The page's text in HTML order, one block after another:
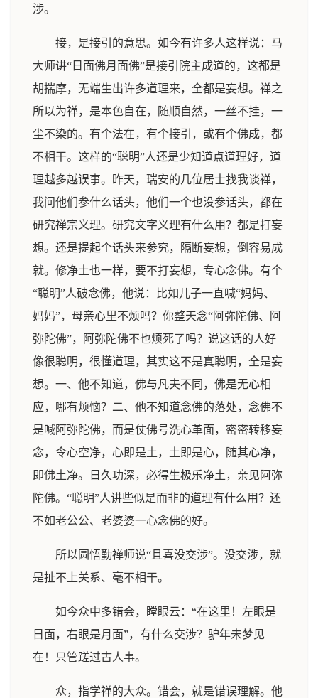
涉。
接，是接引的意思。如今有许多人这样说：马
大师讲“日面佛月面佛”是接引院主成道的，这都是
胡揣摩，无端生出许多道理来，全都是妄想。禅之
所以为禅，是本色自在，随顺自然，一丝不挂，一
尘不染的。有个法在，有个接引，或有个佛成，都
不相干。这样的“聪明”人还是少知道点道理好，道
理越多越误事。昨天，瑞安的几位居士找我谈禅，
我问他们参什么话头，他们一个也没参话头，都在
研究禅宗义理。研究文字义理有什么用？都是打妄
想。还是提起个话头来参究，隔断妄想，倒容易成
就。修净土也一样，要不打妄想，专心念佛。有个
“聪明”人破念佛，他说：比如儿子一直喊“妈妈、
妈妈”，母亲心里不烦吗？你整天念“阿弥陀佛、阿
弥陀佛”，阿弥陀佛不也烦死了吗？说这话的人好
像很聪明，很懂道理，其实这不是真聪明，全是妄
想。一、他不知道，佛与凡夫不同，佛是无心相
应，哪有烦恼？二、他不知道念佛的落处，念佛不
是喊阿弥陀佛，而是仗佛号洗心革面，密密转移妄
念，令心空净，心即是土，土即是心，随其心净，
即佛土净。日久功深，必得生极乐净土，亲见阿弥
陀佛。“聪明”人讲些似是而非的道理有什么用？还
不如老公公、老婆婆一心念佛的好。
所以圆悟勤禅师说“且喜没交涉”。没交涉，就
是扯不上关系、毫不相干。
如今众中多错会，瞠眼云：“在这里！左眼是
日面，右眼是月面”，有什么交涉？驴年未梦见
在！只管蹉过古人事。
众，指学禅的大众。错会，就是错误理解。他